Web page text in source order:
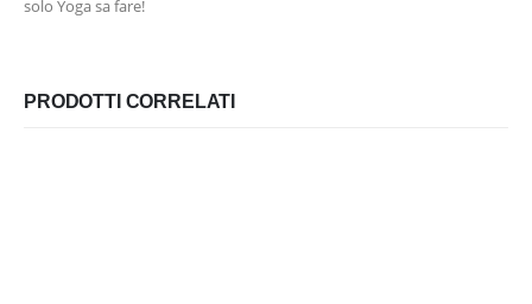
solo Yoga sa fare!
PRODOTTI CORRELATI